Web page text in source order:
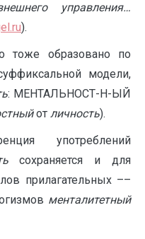
управления…
).
тоже образовано по
модели,
: МЕНТАЛЬНОСТ-Н-ЫЙ
от личность).
употреблений
сохраняется и для
прилагательных ––
менталитетный